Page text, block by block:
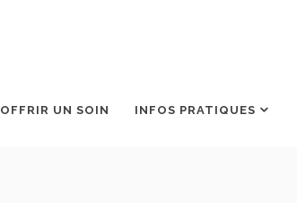
OFFRIR UN SOIN INFOS PRATIQUES